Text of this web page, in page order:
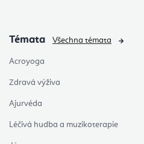
Témata
Acroyoga
Zdravá výživa
Ajurvéda
Léčivá hudba a muzikoterapie
Všechna témata